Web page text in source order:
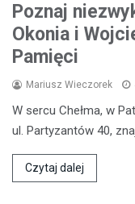
Poznaj
Okonia i
Pamięci
Mariusz Wieczorek
W sercu Chełma, w
ul. Partyzantów 40,
Czytaj dalej